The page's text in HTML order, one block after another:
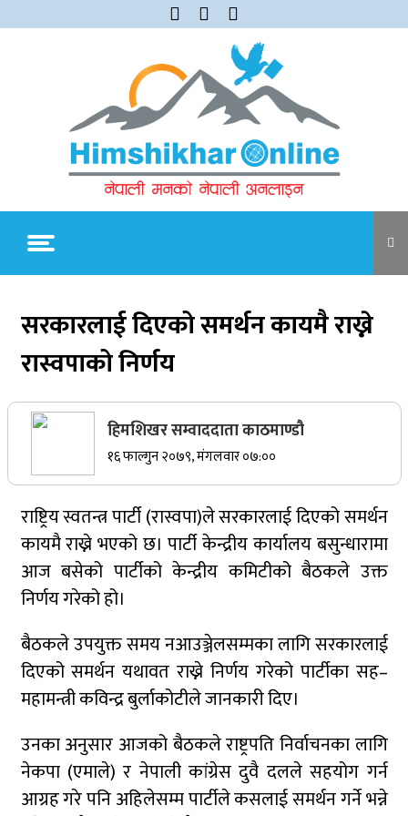
to
Himshikhar Online
जुम्लाबाट सुर्खेत र नेपालगञ्जतर्फ लैजाँदै गरिएको १८०
सर्वोच्चले खारेज गर्‍यो दानबहादुर बुढाको रिट,
पदमुक्तिको निर्णय कायम
नेपाली कांग्रेसका वरिष्ठ नेता गोपालमान श्रेष्ठको निधन
सुर्खेतमा जिप दुर्घटना,१५ जना घाइते
जुम्लामा चरेससहित २१ वर्षीय युवक पक्राउ
जुम्लामा बेहोस अवस्थामा फेला परेका युवाको मृत्यु
सरकारलाई दिएको समर्थन कायमै राख्ने
रास्वपाको निर्णय
हिमशिखर सम्वाददाता काठमाण्डौ
१६ फाल्गुन २०७९, मंगलवार ०७:००
राष्ट्रिय स्वतन्त्र पार्टी (रास्वपा)ले सरकारलाई दिएको समर्थन
कायमै राख्ने भएको छ। पार्टी केन्द्रीय कार्यालय बसुन्धारामा
आज बसेको पार्टीको केन्द्रीय कमिटीको बैठकले उक्त
निर्णय गरेको हो।
बैठकले उपयुक्त समय नआउञ्जेलसम्मका लागि सरकारलाई
दिएको समर्थन यथावत राख्ने निर्णय गरेको पार्टीका सह–
महामन्त्री कविन्द्र बुर्लाकोटीले जानकारी दिए।
उनका अनुसार आजको बैठकले राष्ट्रपति निर्वाचनका लागि
नेकपा (एमाले) र नेपाली कांग्रेस दुवै दलले सहयोग गर्न
आग्रह गरे पनि अहिलेसम्म पार्टीले कसलाई समर्थन गर्ने भन्ने